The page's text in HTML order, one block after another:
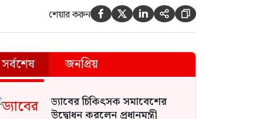
বাংলাদেশকে চাপে রাখতে ভারত
সরকার ‘হাসিনা কার্ড’ খেলছে:
সাইফুল হক
শেয়ার করুন     
সর্বশেষ জনপ্রিয়
ড্যাবের চিকিৎসক সমাবেশের
উদ্বোধন করলেন প্রধানমন্ত্রী